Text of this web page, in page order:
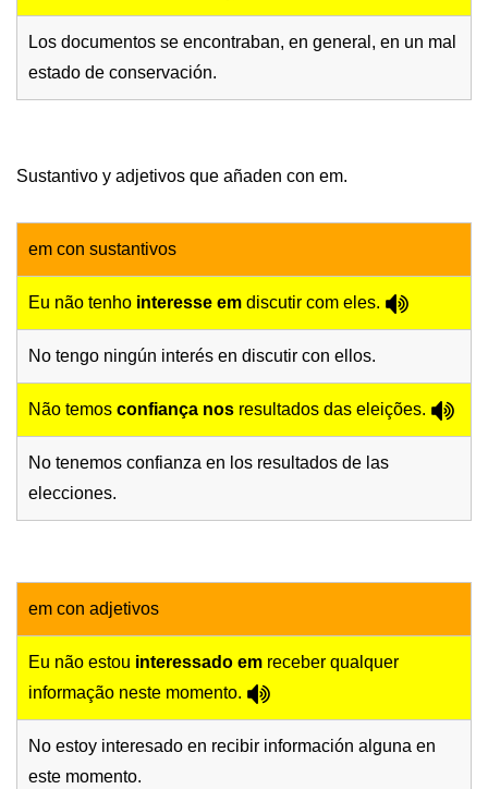
Los documentos se encontraban, en general, en un mal
estado de conservación.
Sustantivo y adjetivos que añaden con em.
em con sustantivos
Eu não tenho interesse em discutir com eles.
No tengo ningún interés en discutir con ellos.
Não temos confiança nos resultados das eleições.
No tenemos confianza en los resultados de las
elecciones.
em con adjetivos
Eu não estou interessado em receber qualquer
informação neste momento.
No estoy interesado en recibir información alguna en
este momento.